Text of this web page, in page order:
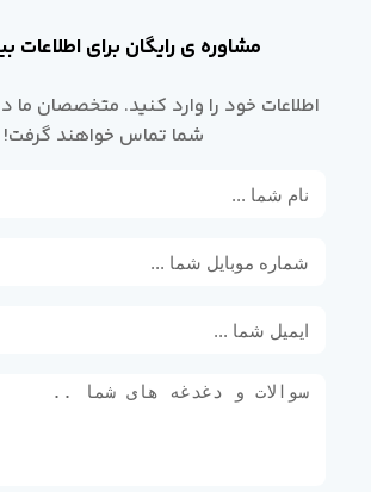
مشاوره ی رایگان برای اطلاعات
اطلاعات خود را وارد کنید. متخصصان ما
شما تماس خواهند گرفت!